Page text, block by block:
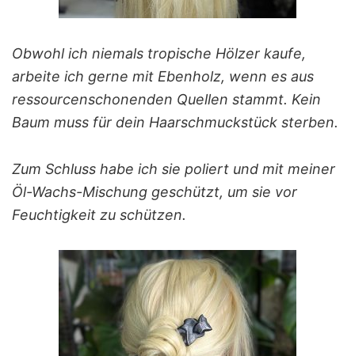
Obwohl ich niemals tropische Hölzer kaufe,
arbeite ich gerne mit Ebenholz, wenn es aus
ressourcenschonenden Quellen stammt. Kein
Baum muss für dein Haarschmuckstück sterben.
Zum Schluss habe ich sie poliert und mit meiner
Öl-Wachs-Mischung geschützt, um sie vor
Feuchtigkeit zu schützen.